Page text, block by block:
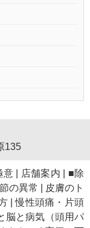
135
意 店舗案内
■除
の異常
皮膚のト
|慢性頭痛・片頭
脳と病気（頭用パ